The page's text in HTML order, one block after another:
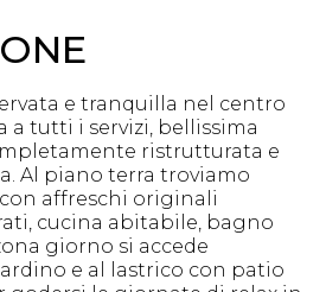
e tranquilla nel centro
a tutti i servizi, bellissima
ristrutturata e
Al piano terra troviamo
affreschi originali
cucina abitabile, bagno
giorno si accede
e al lastrico con patio